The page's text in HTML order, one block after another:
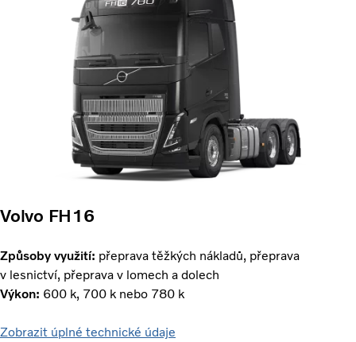
Volvo FH16
Způsoby využití: přeprava těžkých nákladů, přeprava
v lesnictví, přeprava v lomech a dolech
Výkon: 600 k, 700 k nebo 780 k
Zobrazit úplné technické údaje